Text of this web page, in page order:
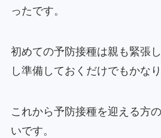
ったです。
初めての予防接種は親も緊張
し準備しておくだけでもかなり
これから予防接種を迎える方
いです。